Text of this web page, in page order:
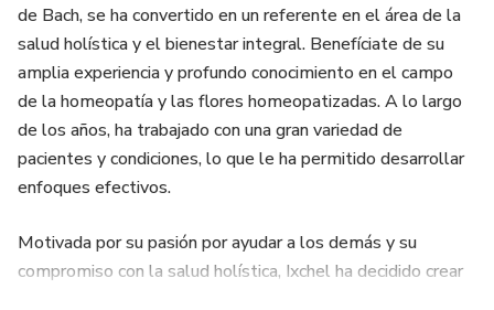
de Bach, se ha convertido en un referente en el área de la
salud holística y el bienestar integral. Benefíciate de su
amplia experiencia y profundo conocimiento en el campo
de la homeopatía y las flores homeopatizadas. A lo largo
de los años, ha trabajado con una gran variedad de
pacientes y condiciones, lo que le ha permitido desarrollar
enfoques efectivos.
Motivada por su pasión por ayudar a los demás y su
compromiso con la salud holística, Ixchel ha decidido crear